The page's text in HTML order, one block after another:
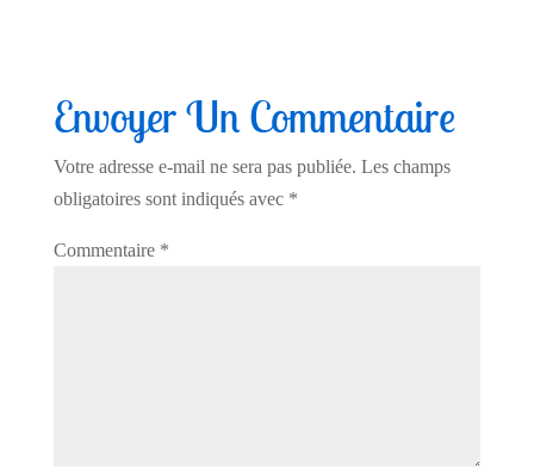
Envoyer Un Commentaire
Votre adresse e-mail ne sera pas publiée. Les champs
obligatoires sont indiqués avec *
Commentaire *